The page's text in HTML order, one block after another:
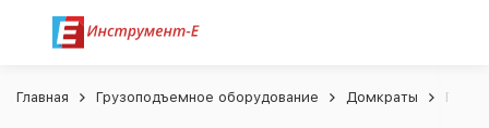
Главная Грузоподъемное оборудование Домкраты